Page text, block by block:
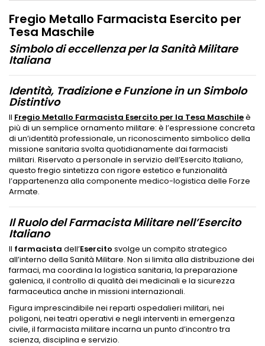
Fregio Metallo Farmacista Esercito per
Tesa Maschile
Simbolo di eccellenza per la Sanità Militare
Italiana
Identità, Tradizione e Funzione in un Simbolo
Distintivo
Il Fregio Metallo Farmacista Esercito per la Tesa Maschileè
più di un semplice ornamento militare: è l’espressione concreta
di un’identità professionale, un riconoscimento simbolico della
missione sanitaria svolta quotidianamente dai farmacisti
militari. Riservato a personale in servizio dell’Esercito Italiano,
questo fregio sintetizza con rigore estetico e funzionalità
l’appartenenza alla componente medico-logistica delle Forze
Armate.
Il Ruolo del Farmacista Militare nell’Esercito
Italiano
Il farmacista dell’Esercito svolge un compito strategico
all’interno della Sanità Militare. Non si limita alla distribuzione dei
farmaci, ma coordina la logistica sanitaria, la preparazione
galenica, il controllo di qualità dei medicinali e la sicurezza
farmaceutica anche in missioni internazionali.
Figura imprescindibile nei reparti ospedalieri militari, nei
poligoni, nei teatri operativi e negli interventi in emergenza
civile, il farmacista militare incarna un punto d’incontro tra
scienza, disciplina e servizio.